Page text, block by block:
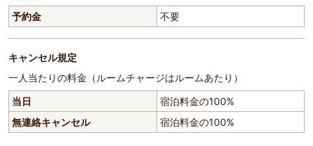
予約金
不要
キャンセル規定
一人当たりの料金（ルームチャージはルームあたり）
当日
宿泊料金の100%
無連絡キャンセル
宿泊料金の100%